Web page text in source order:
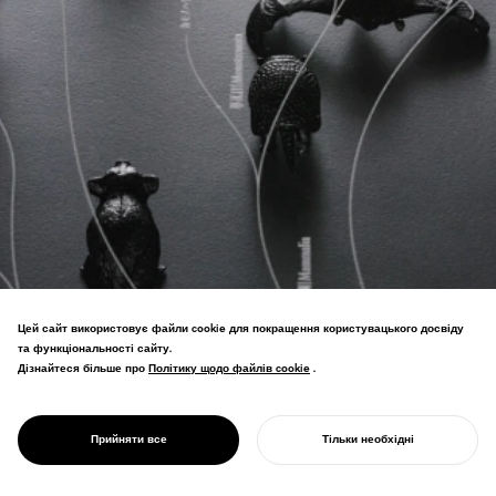
PROJECT
ЕВОЛЮЦІЙНЕ
ДЕРЕВО
інноваціями, візуалізуючи творчі
прогалини та джерела інновацій.
Цей сайт використовує файли cookie для покращення користувацького досвіду
та функціональності сайту.
Дізнайтеся більше про Політику щодо файлів cookie
Політику щодо файлів cookie .
Прийняти все Тільки необхідні